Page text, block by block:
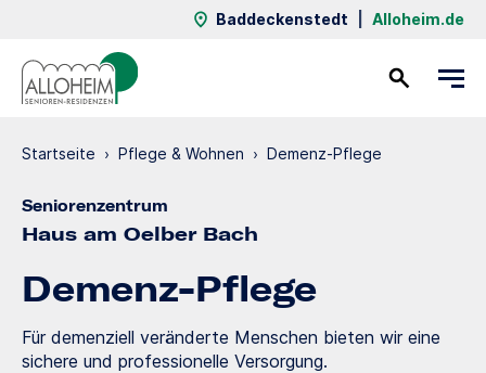
Baddeckenstedt Alloheim.de
Startseite › Pflege & Wohnen › Demenz-Pflege
Seniorenzentrum
Haus am Oelber Bach
Demenz-Pflege
Für demenziell veränderte Menschen bieten wir eine
sichere und professionelle Versorgung.